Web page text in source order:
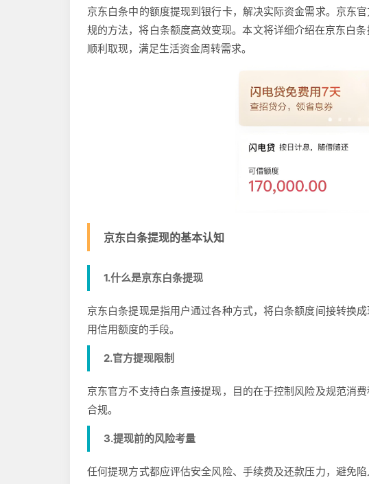
京东白条中的额度提现到银行卡，解决实际资金需求。京东
规的方法，将白条额度高效变现。本文将详细介绍在京东白
顺利取现，满足生活资金周转需求。
京东白条提现的基本认知
1.什么是京东白条提现
京东白条提现是指用户通过各种方式，将白条额度间接转换
用信用额度的手段。
2.官方提现限制
京东官方不支持白条直接提现，目的在于控制风险及规范消
合规。
3.提现前的风险考量
任何提现方式都应评估安全风险、手续费及还款压力，避免